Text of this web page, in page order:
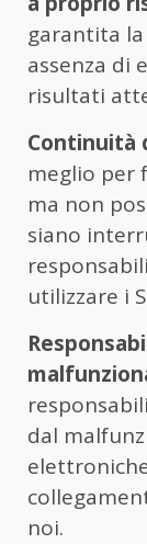
garantita la
assenza di
risultati
Continuità
meglio per
ma non
siano
utilizzare i
dal
noi.